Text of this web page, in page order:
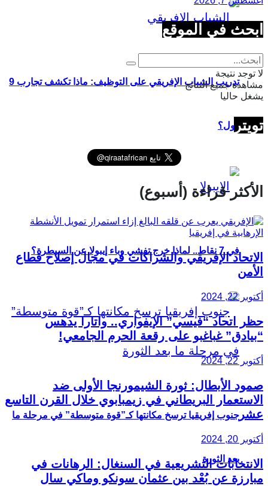
تدريب الشباب الإفريقي على التوظيف: ماذا تكشف تجارب 9
دول؟
في 7 نقاط.. لماذا خرج تفشي وباء إيبولا عن السيطرة؟
جنوب إفريقيا ترسخ مكانتها كـ”قوة متوسطة” في مرحلة ما
بعد الثورة
ابحث في الموقع
لا توجد نتيجة
مشاهدة جميع النتائج
يشغل حاليا
تويتر
الأكثر قراءة (أسبوع)
الاتحاد الإفريقي والشراكات في مجال إصلاح قطاع
الأمن
أكتوبر 22, 2024
حظر اتحاد “فيسي” الإيفواري.. واتارا يدهس
“بيادق” غباغبو على رقعة الحرم الجامعي!
أكتوبر 22, 2024
صمود الأبطال: ثورة الشيمورنجا الأولى ضد
الاستعمار البريطاني في زيمبابوي خلال القرن التاسع
عشر
أكتوبر 20, 2024
الانتخابات التشريعية في السنغال: الرهانات في
مبارزة عن بُعْد بين عثمان سونكو وماكي سال